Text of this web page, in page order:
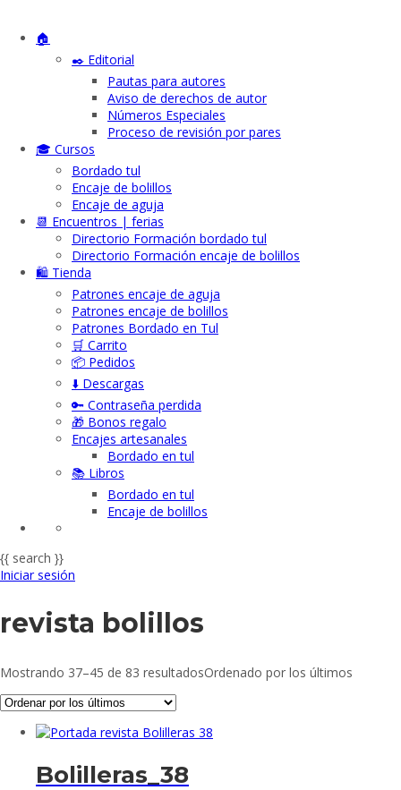
🏠
✒️ Editorial
Pautas para autores
Aviso de derechos de autor
Números Especiales
Proceso de revisión por pares
🎓 Cursos
Bordado tul
Encaje de bolillos
Encaje de aguja
📆 Encuentros | ferias
Directorio Formación bordado tul
Directorio Formación encaje de bolillos
🛍️ Tienda
Patrones encaje de aguja
Patrones encaje de bolillos
Patrones Bordado en Tul
🛒 Carrito
📦 Pedidos
⬇️ Descargas
🔑 Contraseña perdida
🎁 Bonos regalo
Encajes artesanales
Bordado en tul
📚 Libros
Bordado en tul
Encaje de bolillos
{{ search }}
Iniciar sesión
revista bolillos
Mostrando 37–45 de 83 resultadosOrdenado por los últimos
Bolilleras_38